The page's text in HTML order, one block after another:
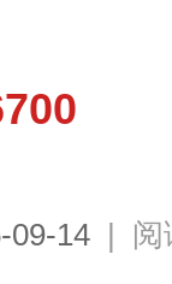
09-14 | 阅